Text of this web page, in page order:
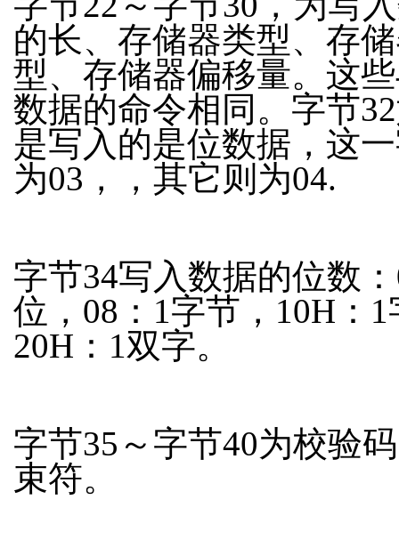
的长、存储器类型、存
型、存储器偏移量。这
数据的命令相同。字节
是写入的是位数据，这
为03，，其它则为04.
字节34写入数据的位数
位，08：1字节，10H：1
20H：1双字。
字节35～字节40为校验
束符。